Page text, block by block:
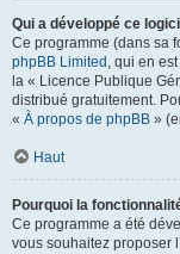
Qui a développé ce
Ce programme (dans sa
phpBB Limited , qui en
la « Licence Publique
distribué gratuitement.
« À propos de phpBB »
Haut
Pourquoi la
Ce programme a été
vous souhaitez proposer